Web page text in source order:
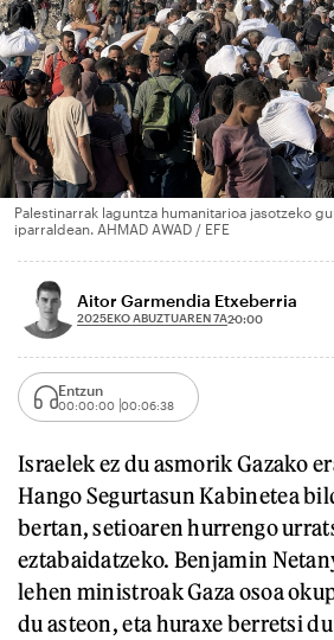
Palestinarrak laguntza humanitarioa jasotzeko
iparraldean. AHMAD AWAD / EFE
Aitor Garmendia Etxeberria
2025EKO ABUZTUAREN 7A20:00
Entzun
00:00:00 00:06:38
Israelek ez du asmorik Gazako
Hango Segurtasun Kabinetea
bertan, setioaren hurrengo
eztabaidatzeko. Benjamin
lehen ministroak Gaza osoa
du asteon, eta huraxe berretsi